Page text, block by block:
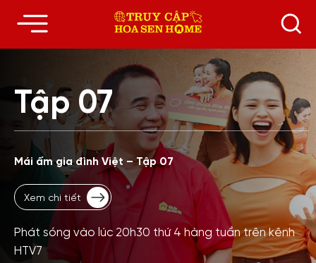
Tập 07
Mái ấm gia đình Việt – Tập 07
Xem chi tiết
Phát sóng vào lúc 20h30 thứ 4 hàng tuần trên kênh
HTV7